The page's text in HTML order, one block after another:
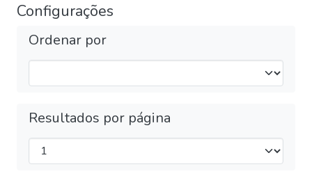
Configurações
Ordenar por
Resultados por página